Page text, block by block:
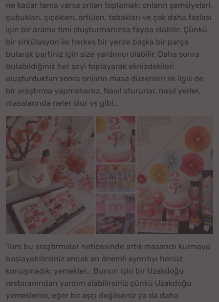
ne kadar tema varsa onları toplamak; onların şemsiyeleri,
çubukları, çiçekleri, örtüleri, tabakları ve çok daha fazlası
için bir arama timi oluşturmanızda fayda olabilir. Çünkü
bir sirkülasyon ile herkes bir yerde başka bir parça
bularak partiniz için size yardımcı olabilir. Daha sonra
bulabildiğiniz her şeyi toplayarak elinizdekileri
oluşturduktan sonra onların masa düzenleri ile ilgili de
bir araştırma yapmalısınız. Nasıl otururlar, nasıl yerler,
masalarında neler olur vs gibi…
Tüm bu araştırmalar neticesinde artık masanızı kurmaya
başlayabilirsiniz ancak en önemli ayrıntıyı henüz
konuşmadık; yemekler… Bunun için bir Uzakdoğu
restoranından yardım alabilirsiniz çünkü Uzakdoğu
yemeklerini, eğer bir aşçı değilseniz ya da daha